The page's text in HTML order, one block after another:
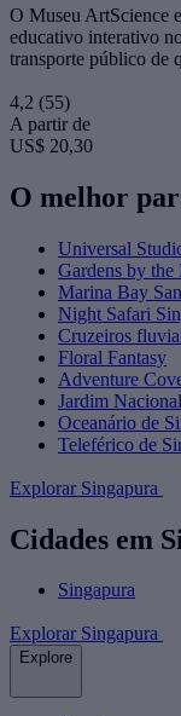
O Museu ArtScience
educativo interativo
transporte público de
4,2 (55)
A partir de
US$ 20,30
O melhor
Universal
Gardens by the
Marina Bay
Night Safari
Cruzeiros
Floral Fantasy
Adventure
Jardim
Oceanário de
Teleférico de
Explorar Singapura
Cidades em
Singapura
Explorar Singapura
Explore